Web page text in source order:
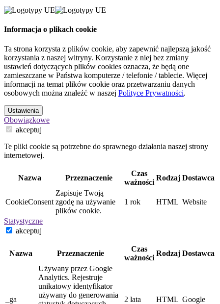
Informacja o plikach cookie
Ta strona korzysta z plików cookie, aby zapewnić najlepszą jakość
korzystania z naszej witryny. Korzystanie z niej bez zmiany
ustawień dotyczących plików cookies oznacza, że będą one
zamieszczane w Państwa komputerze / telefonie / tablecie. Więcej
informacji na temat plików cookie oraz przetwarzaniu danych
osobowych można znaleźć w naszej Polityce Prywatności.
Ustawienia
Obowiązkowe
akceptuj
Te pliki cookie są potrzebne do sprawnego działania naszej strony
internetowej.
Nazwa Przeznaczenie
Czas
ważności
Rodzaj Dostawca
CookieConsent
Zapisuje Twoją
zgodę na używanie
plików cookie.
1 rok HTML Website
Statystyczne
akceptuj
Nazwa Przeznaczenie
Czas
ważności
Rodzaj Dostawca
_ga
Używany przez Google
Analytics. Rejestruje
unikatowy identyfikator
używany do generowania
2 lata HTML Google